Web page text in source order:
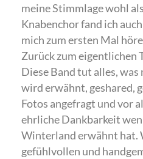
meine Stimmlage wohl
Knabenchor fand ich
mich zum ersten Mal
Zurück zum eigentlichen
Diese Band tut alles, was
wird erwähnt, geshared,
Fotos angefragt und vor
ehrliche Dankbarkeit
Winterland erwähnt hat.
gefühlvollen und